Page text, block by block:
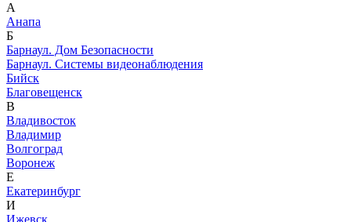
А
Анапа
Б
Барнаул. Дом Безопасности
Барнаул. Системы видеонаблюдения
Бийск
Благовещенск
В
Владивосток
Владимир
Волгоград
Воронеж
Е
Екатеринбург
И
Ижевск